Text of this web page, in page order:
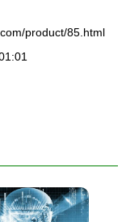
product/85.html